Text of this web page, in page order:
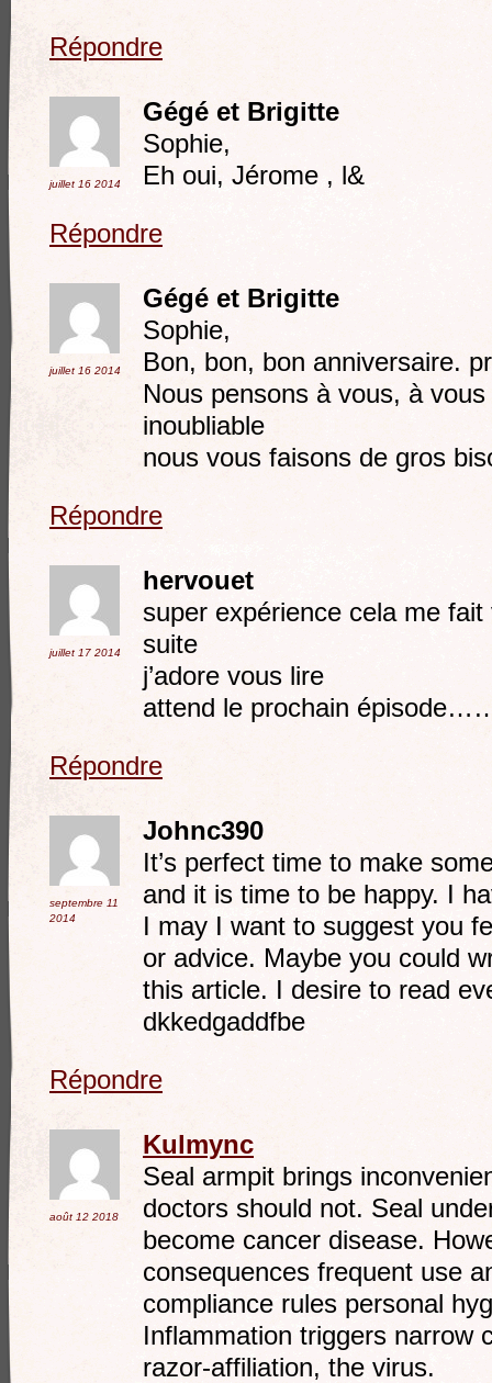
Répondre
juillet 16 2014
Gégé et Brigitte
Sophie,
Eh oui, Jérome , l&
Répondre
juillet 16 2014
Gégé et Brigitte
Sophie,
Bon, bon, bon anniversaire.
Nous pensons à vous, à
inoubliable
nous vous faisons de gros
Répondre
juillet 17 2014
hervouet
super expérience cela me
suite
j’adore vous lire
attend le prochain
Répondre
septembre 11
2014
Johnc390
It’s perfect time to make
and it is time to be happy. I
I may I want to suggest you
or advice. Maybe you could
this article. I desire to read
dkkedgaddfbe
Répondre
août 12 2018
Kulmync
Seal armpit brings
doctors should not. Seal
become cancer disease.
consequences frequent use
compliance rules personal
Inflammation triggers narrow
razor-affiliation, the virus.